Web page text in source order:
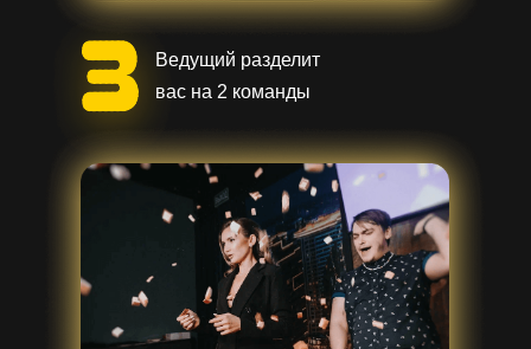
Ведущий разделит
вас на 2 команды